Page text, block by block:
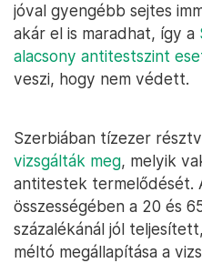
jóval gyengébb sejtes
akár el is maradhat, így a
alacsony antitestszint
veszi, hogy nem védett.
Szerbiában tízezer
vizsgálták meg, melyik
antitestek termelődését.
összességében a 20 és
százalékánál jól
méltó megállapítása a